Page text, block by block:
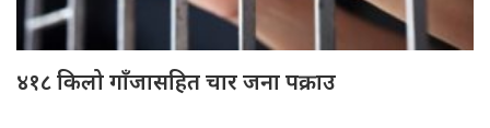
४१८ किलो गाँजासहित चार जना पक्राउ